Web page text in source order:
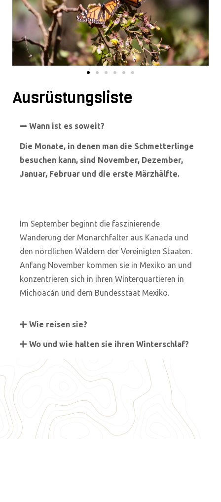
Ausrüstungsliste
Wann ist es soweit?
Die Monate, in denen man die Schmetterlinge
besuchen kann, sind November, Dezember,
Januar, Februar und die erste Märzhälfte.
Im September beginnt die faszinierende
Wanderung der Monarchfalter aus Kanada und
den nördlichen Wäldern der Vereinigten Staaten.
Anfang November kommen sie in Mexiko an und
konzentrieren sich in ihren Winterquartieren in
Michoacán und dem Bundesstaat Mexiko.
Wie reisen sie?
Wo und wie halten sie ihren Winterschlaf?